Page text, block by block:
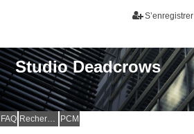
S’enregistrer
Studio Deadcrows
FAQ Rechercher PCM